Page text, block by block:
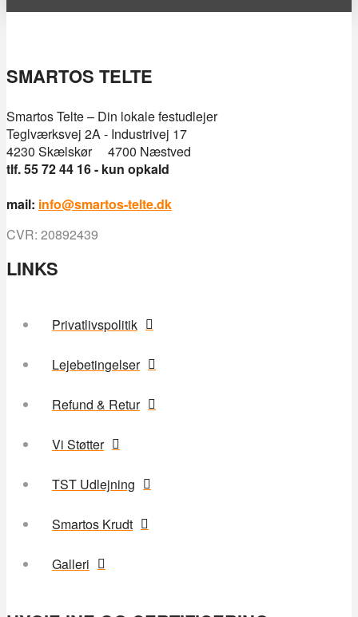
SMARTOS TELTE
Smartos Telte – Din lokale festudlejer
Teglværksvej 2A - Industrivej 17
4230 Skælskør 4700 Næstved
tlf. 55 72 44 16 - kun opkald
mail: info@smartos-telte.dk
CVR: 20892439
LINKS
Privatlivspolitik
Lejebetingelser
Refund & Retur
Vi Støtter
TST Udlejning
Smartos Krudt
Galleri